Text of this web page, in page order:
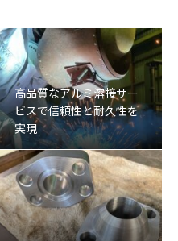
高品質なアルミ溶接サー
ビスで信頼性と耐久性を
実現